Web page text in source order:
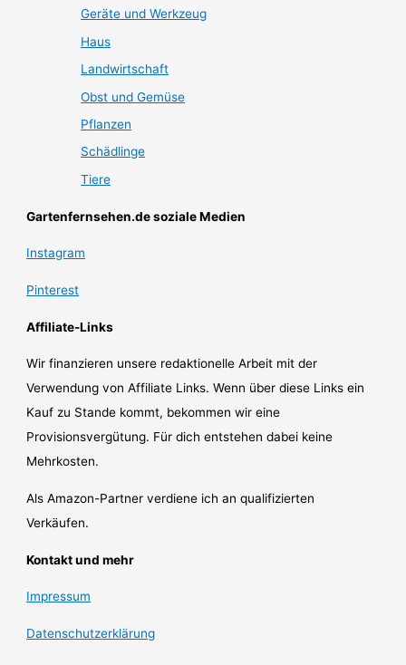
Geräte und Werkzeug
Haus
Landwirtschaft
Obst und Gemüse
Pflanzen
Schädlinge
Tiere
Gartenfernsehen.de soziale Medien
Instagram
Pinterest
Affiliate-Links
Wir finanzieren unsere redaktionelle Arbeit mit der
Verwendung von Affiliate Links. Wenn über diese Links ein
Kauf zu Stande kommt, bekommen wir eine
Provisionsvergütung. Für dich entstehen dabei keine
Mehrkosten.
Als Amazon-Partner verdiene ich an qualifizierten
Verkäufen.
Kontakt und mehr
Impressum
Datenschutzerklärung